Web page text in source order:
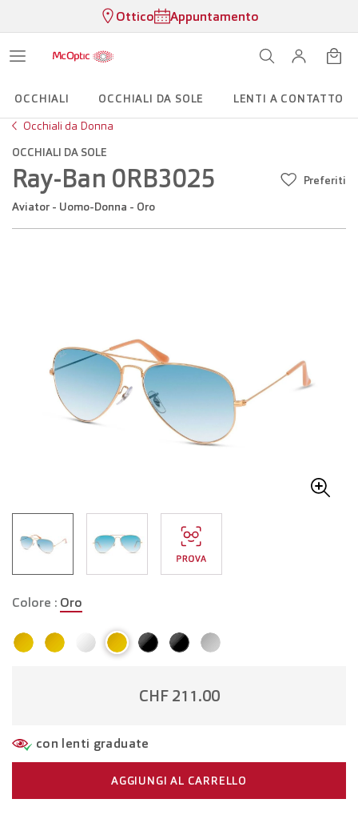
Ottico Appuntamento
OCCHIALI OCCHIALI DA SOLE
LENTI A CONTATTO
Occhiali da Donna
OCCHIALI DA SOLE
Ray-Ban 0RB3025
Aviator - Uomo-Donna - Oro
Preferiti
Colore : Oro
CHF 211.00
con lenti graduate
AGGIUNGI AL CARRELLO